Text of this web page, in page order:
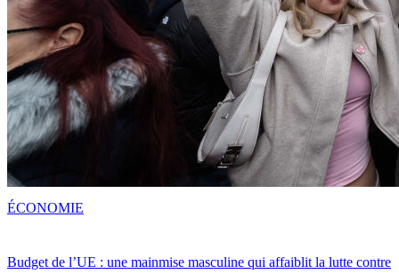
Budget de l’UE : une mainmise masculine qui affaiblit la lutte contre
ÉCONOMIE